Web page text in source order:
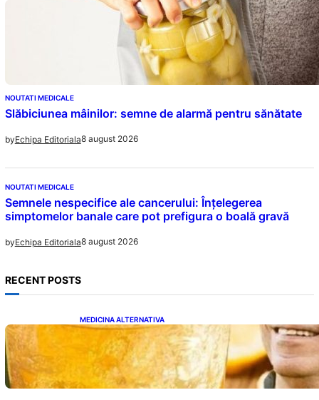
NOUTATI MEDICALE
Slăbiciunea mâinilor: semne de alarmă pentru sănătate
byEchipa Editoriala8 august 2026
NOUTATI MEDICALE
Semnele nespecifice ale cancerului: Înțelegerea
simptomelor banale care pot prefigura o boală gravă
byEchipa Editoriala8 august 2026
RECENT POSTS
MEDICINA ALTERNATIVA
Cele cinci băuturi esențiale pentru
menținerea glicemiei sub control pe timpul
nopții: Ghidul specialistului